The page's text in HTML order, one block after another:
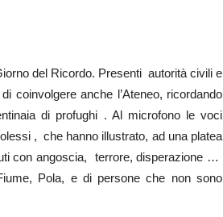
del Ricordo. Presenti autorità civili e
coinvolgere anche l’Ateneo, ricordando
di profughi . Al microfono le voci
, che hanno illustrato, ad una platea
con angoscia, terrore, disperazione …
Pola, e di persone che non sono